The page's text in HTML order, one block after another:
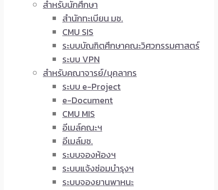
สำหรับนักศึกษา
สำนักทะเบียน มช.
CMU SIS
ระบบบัณฑิตศึกษาคณะวิศวกรรมศาสตร์
ระบบ VPN
สำหรับคณาจารย์/บุคลากร
ระบบ e-Project
e-Document
CMU MIS
อีเมล์คณะฯ
อีเมล์มช.
ระบบจองห้องฯ
ระบบแจ้งซ่อมบำรุงฯ
ระบบจองยานพาหนะ